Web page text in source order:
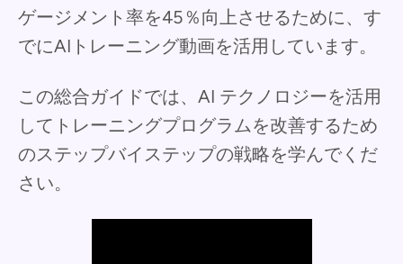
ゲージメント率を45％向上させるために、す
でにAIトレーニング動画を活用しています。
この総合ガイドでは、AI テクノロジーを活用
してトレーニングプログラムを改善するため
のステップバイステップの戦略を学んでくだ
さい。